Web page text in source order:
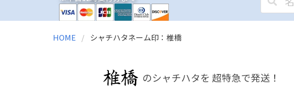
HOME シャチハタネーム印：椎橋
のシャチハタを 超特急で発送！